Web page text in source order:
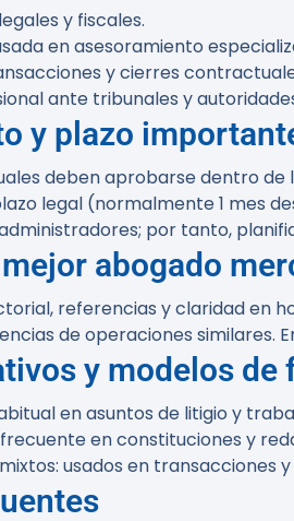
y fiscales.
en asesoramiento
y cierres
ante tribunales y
y plazo
deben aprobarse dentro de
legal (normalmente 1 mes
por tanto,
abogado
referencias y claridad en
de operaciones similares.
y modelos de
en asuntos de litigio y
en constituciones y
usados en transacciones y